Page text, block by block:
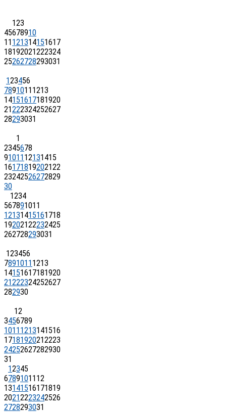
123
45678910
11 121314151617
18192021222324
25262728293031
123456
7891011 1213
14151617181920
21222324252627
28293031
1
2345678
91011 12131415
16171819202122
23242526272829
30
1234
567891011
12131415161718
19202122232425
262728293031
123456
7891011 1213
14151617181920
21222324252627
282930
12
3456789
1011 1213141516
17181920212223
24252627282930
31
12345
67891011 12
13141516171819
20212223242526
2728293031